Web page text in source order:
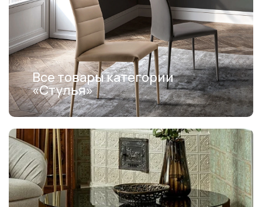
Все товары категории
«Стулья»